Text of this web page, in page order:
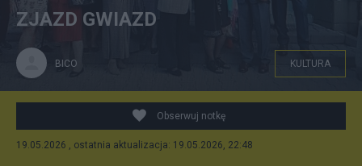
JA
ZJAZD GWIAZD
BICO KULTURA
Obserwuj notkę
19.05.2026 , ostatnia aktualizacja: 19.05.2026, 22:48